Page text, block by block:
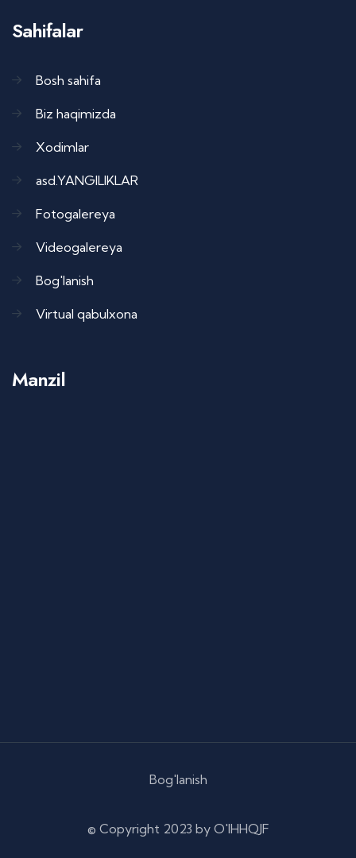
Sahifalar
Bosh sahifa
Biz haqimizda
Xodimlar
asd.YANGILIKLAR
Fotogalereya
Videogalereya
Bog'lanish
Virtual qabulxona
Manzil
© Copyright 2023 by O'IHHQJF
Bog'lanish